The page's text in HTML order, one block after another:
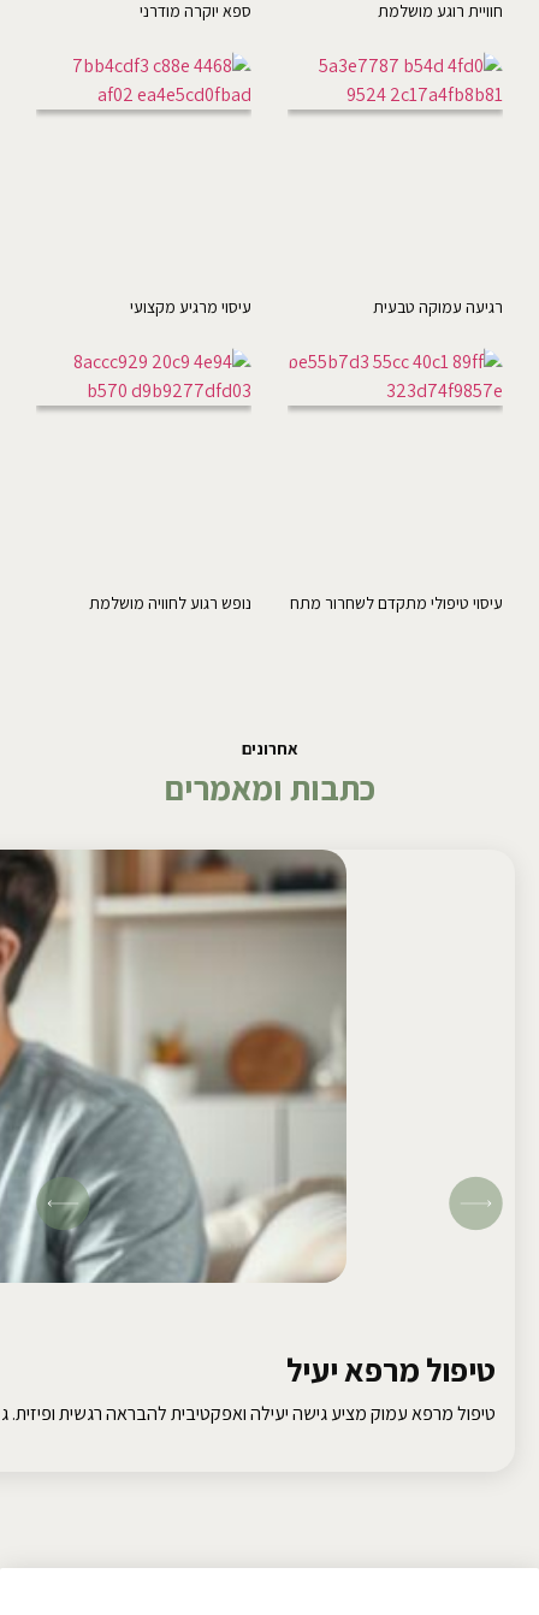
חוויית רוגע מושלמת ספא יוקרה מודרני
רגיעה עמוקה טבעית עיסוי מרגיע מקצועי
עיסוי טיפולי מתקדם לשחרור מתח נופש רגוע לחוויה מושלמת
אחרונים
כתבות ומאמרים
טיפול מרפא יעיל
טיפול מרפא עמוק מציע גישה יעילה ואפקטיבית להבראה רגשית ופיזית.